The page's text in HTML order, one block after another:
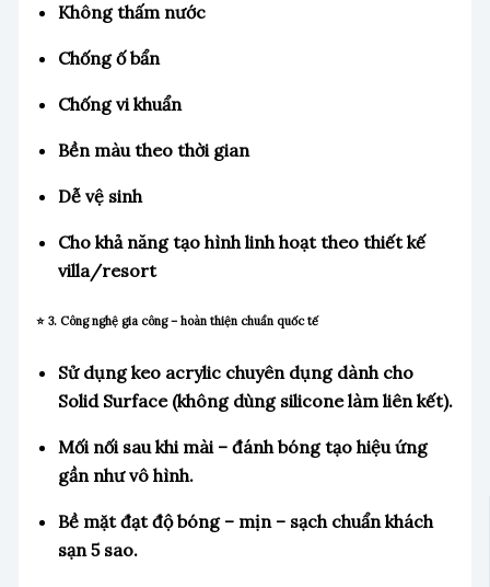
Không thấm nước
Chống ố bẩn
Chống vi khuẩn
Bền màu theo thời gian
Dễ vệ sinh
Cho khả năng tạo hình linh hoạt theo thiết kế
villa/resort
⭐ 3. Công nghệ gia công – hoàn thiện chuẩn quốc tế
Sử dụng keo acrylic chuyên dụng dành cho
Solid Surface (không dùng silicone làm liên kết).
Mối nối sau khi mài – đánh bóng tạo hiệu ứng
gần như vô hình.
Bề mặt đạt độ bóng – mịn – sạch chuẩn khách
sạn 5 sao.